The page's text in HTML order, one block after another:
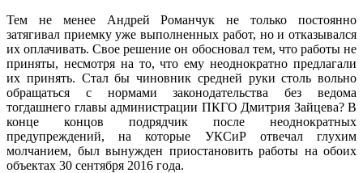
Тем не менее Андрей Романчук не только постоянно
затягивал приемку уже выполненных работ, но и отказывался
их оплачивать. Свое решение он обосновал тем, что работы не
приняты, несмотря на то, что ему неоднократно предлагали
их принять. Стал бы чиновник средней руки столь вольно
обращаться с нормами законодательства без ведома
тогдашнего главы администрации ПКГО Дмитрия Зайцева? В
конце концов подрядчик после неоднократных
предупреждений, на которые УКСиР отвечал глухим
молчанием, был вынужден приостановить работы на обоих
объектах 30 сентября 2016 года.